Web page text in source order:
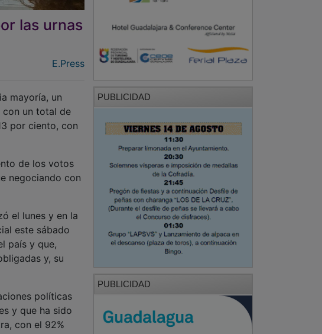
las urnas
E.Press
mayoría, un
con un total de
por ciento, con
de los votos
negociando con
el lunes y en la
este sábado
país y que,
y, su
políticas
y que ha sido
con el 92%
PUBLICIDAD
PUBLICIDAD